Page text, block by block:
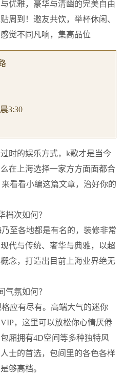
优雅，豪华与清幽的完美自由
周到！邀友共饮，举杯休闲、
觉不同凡响，集高品位
3:30
时的娱乐方式，k歌才是当今
在上海选择一家方方面面都合
看看小编这篇文章，治好你的
档次如何？
至各地都是有名的，装修非常
代与传统、奢华与典雅，以超
念，打造出目前上海业界绝无
气氛如何？
应有尽有。高端大气的迷你
，这里可以放松你心情厌倦
厢拥有4D空间等多种独特风
士的首选，包间里的各色各样
够高档。